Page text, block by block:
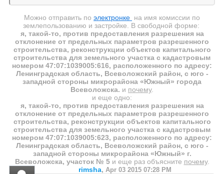
Можно отправить по электронке на имя комиссии по
землепользованию и застройке. В свободной форме:
я, такой-то, против предоставления разрешения на
отклонение от предельных параметров разрешенного
строительства, реконструкции объектов капитального
строительства для земельного участка с кадастровым
номером 47:07:1039005:616, расположенного по адресу:
Ленинградская область, Всеволожский район, с юго -
западной стороны микрорайона «Южный» города
Всеволожска. и почему.
и еще одно:
я, такой-то, против предоставления разрешения на
отклонение от предельных параметров разрешенного
строительства, реконструкции объектов капитального
строительства для земельного участка с кадастровым
номером 47:07:1039005:623, расположенного по адресу:
Ленинградская область, Всеволожский район, с юго -
западной стороны микрорайона «Южный» г.
Всеволожска, участок № 5 и еще раз объясните почему.
rimsha, Apr 03 2015 07:28 PM